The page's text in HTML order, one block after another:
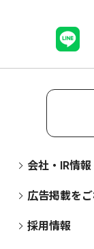
会社・IR情報
広告掲載を
採用情報